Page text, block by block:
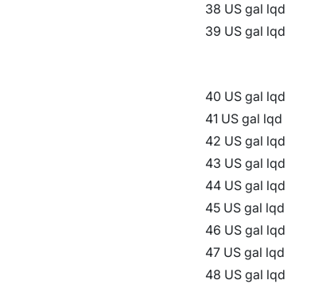
38 US gal lqd
39 US gal lqd
40 US gal lqd
41 US gal lqd
42 US gal lqd
43 US gal lqd
44 US gal lqd
45 US gal lqd
46 US gal lqd
47 US gal lqd
48 US gal lqd